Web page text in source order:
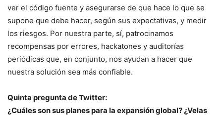
ver el código fuente y asegurarse de que hace lo que se
supone que debe hacer, según sus expectativas, y medir
los riesgos. Por nuestra parte, sí, patrocinamos
recompensas por errores, hackatones y auditorías
periódicas que, en conjunto, nos ayudan a hacer que
nuestra solución sea más confiable.
Quinta pregunta de Twitter:
¿Cuáles son sus planes para la expansión global? ¿Velas